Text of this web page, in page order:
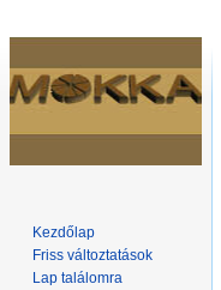
Kezdőlap
Friss változtatások
Lap találomra